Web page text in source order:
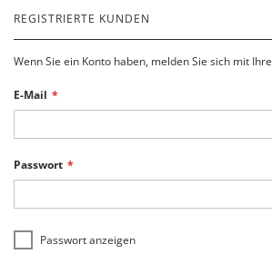
REGISTRIERTE KUNDEN
Wenn Sie ein Konto haben, melden Sie sich mit
E-Mail
Passwort
Passwort anzeigen